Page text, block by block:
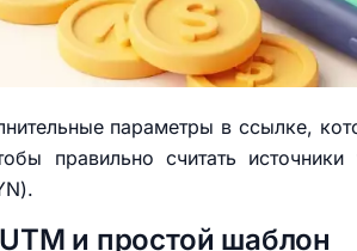
параметры в ссылке,
правильно считать
и простой шаблон